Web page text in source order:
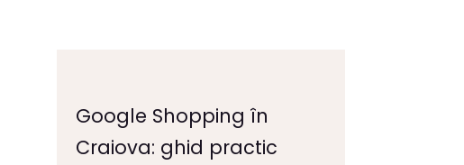
Google Shopping în
Craiova: ghid practic